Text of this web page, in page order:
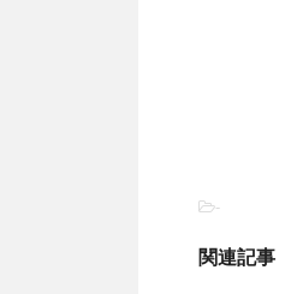
-
関連記事